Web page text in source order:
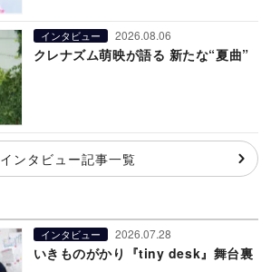
インタビュー 2026.08.06
クレナズム萌映が語る 新たな“夏曲”
インタビュー記事一覧
インタビュー 2026.07.28
いきものがかり『tiny desk』舞台裏